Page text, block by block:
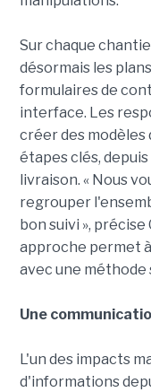
Sur chaque
désormais les
formulaires de
interface. Les
créer des modèles
étapes clés,
livraison. « Nous
regrouper
bon suivi »,
approche permet
avec une méthode
Une
L'un des impacts
d'informations